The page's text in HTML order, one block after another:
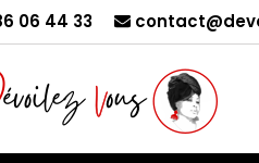
06 44 33